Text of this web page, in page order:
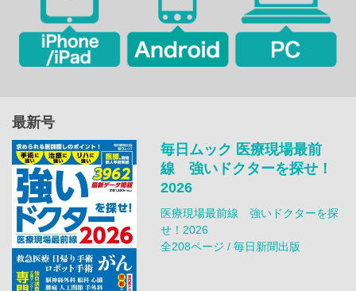
最新号
毎日ムック 医療現場最前
線 強いドクターを探せ！
2026
医療現場最前線 強いドクターを探
せ！2026
全208ページ / 毎日新聞出版